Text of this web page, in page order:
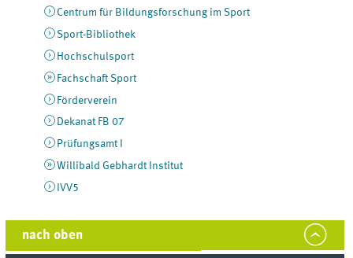
Centrum für Bildungsforschung im Sport
Sport-Bibliothek
Hochschulsport
Fachschaft Sport
Förderverein
Dekanat FB 07
Prüfungsamt I
Willibald Gebhardt Institut
IVV5
nach oben